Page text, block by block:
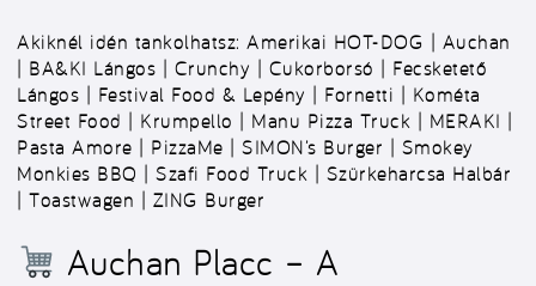
Akiknél idén tankolhatsz: Amerikai HOT-DOG | Auchan
| BA&KI Lángos | Crunchy | Cukorborsó | Fecsketető
Lángos | Festival Food & Lepény | Fornetti | Kométa
Street Food | Krumpello | Manu Pizza Truck | MERAKI |
Pasta Amore | PizzaMe | SIMON’s Burger | Smokey
Monkies BBQ | Szafi Food Truck | Szürkeharcsa Halbár
| Toastwagen | ZING Burger
Auchan Placc – A